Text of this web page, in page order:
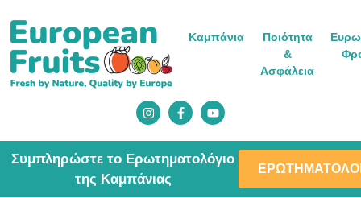
Καμπάνια
Ποιότητα
&
Ασφάλεια
Συμπληρώστε το Ερωτηματολόγιο
της Καμπάνιας